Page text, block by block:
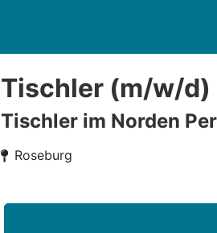
Tischler (m/w/d)
Tischler im Norden
Roseburg